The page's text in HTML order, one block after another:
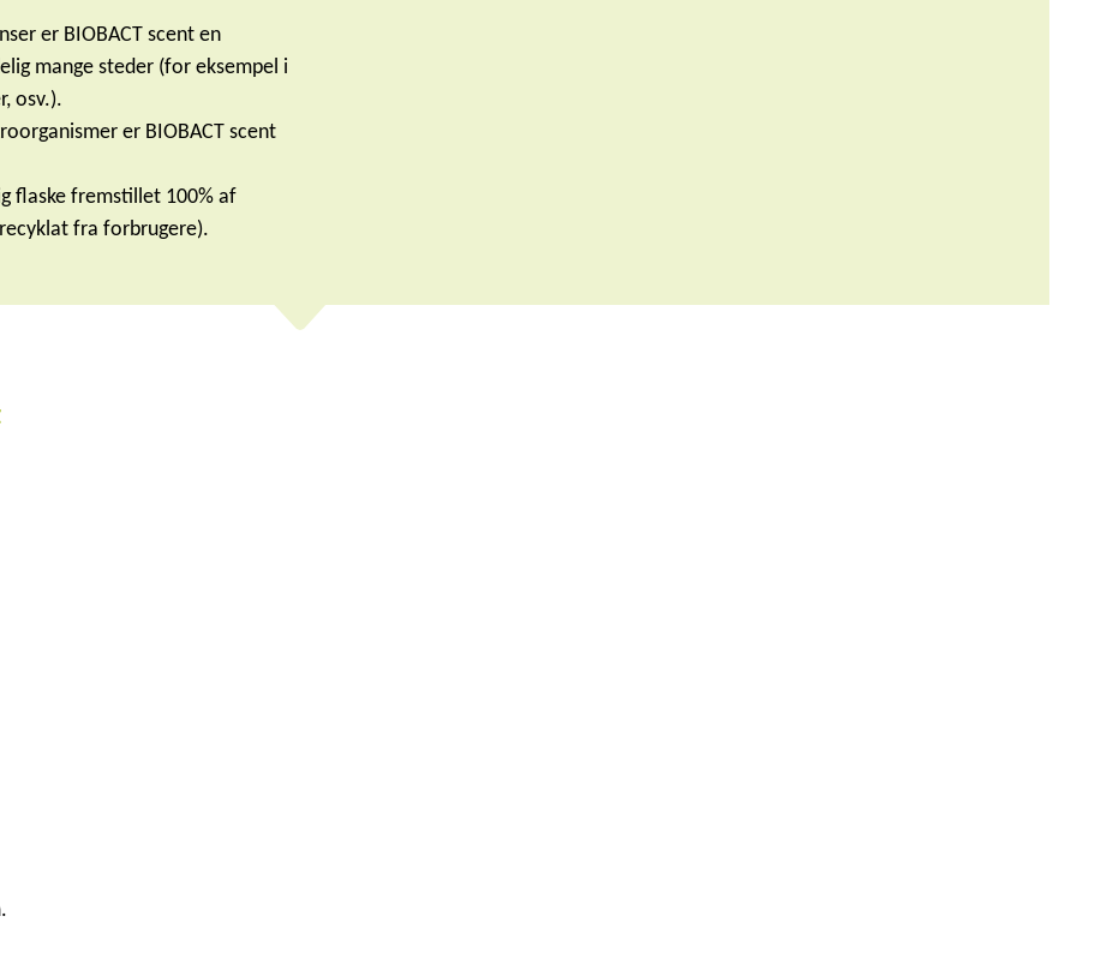
er BIOBACT scent en
mange steder (for eksempel i
osv.).
er BIOBACT scent
flaske fremstillet 100% af
fra forbrugere).